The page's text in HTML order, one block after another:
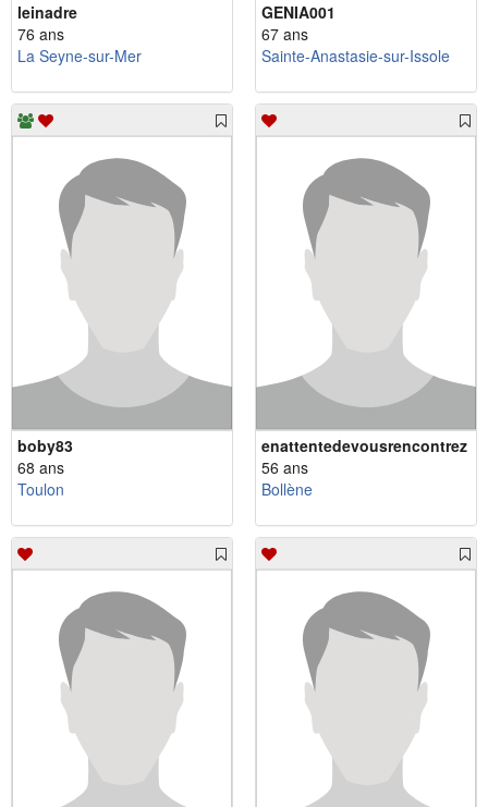
leinadre
76 ans
La Seyne-sur-Mer
GENIA001
67 ans
Sainte-Anastasie-sur-Issole
boby83
68 ans
Toulon
enattentedevousrencontrez
56 ans
Bollène